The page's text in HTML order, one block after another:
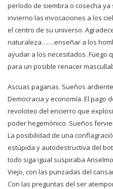
período de siembra o cosecha
invierno las invocaciones a los
el centro de su universo.
naturaleza…….enseñar a los
ayudar a los necesitados. Fuego
para un posible renacer
Ascuas paganas. Sueños
Democracia y economía. El pago
revoloteo del encierro que
poder hegemónico. Sueños
La posibilidad de una
estúpida y autodestructiva del
todo siga igual suspiraba
Viejo, con las punzadas del
Con las preguntas del ser